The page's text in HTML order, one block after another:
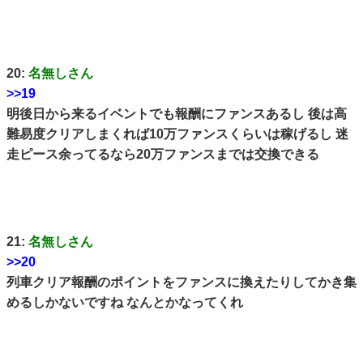
20: 名無しさん
>>19
明後日から来るイベントでも報酬にファンスあるし 後は高
難易度クリアしまくれば10万ファンスくらいは稼げるし 迷
走ピース余ってるなら20万ファンスまでは交換できる
21: 名無しさん
>>20
列車クリア報酬のポイントをファンスに換えたりしてかき集
めるしかないですね なんとかなってくれ